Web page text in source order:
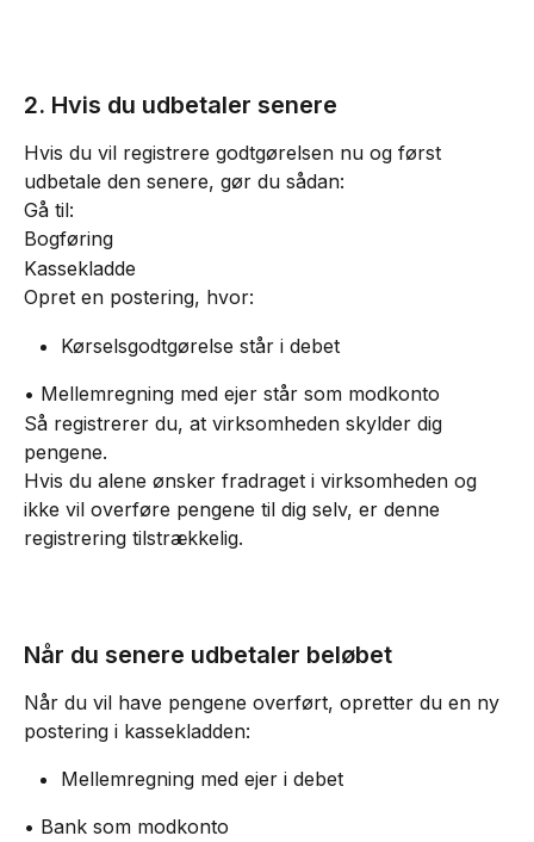
2. Hvis du udbetaler senere
Hvis du vil registrere godtgørelsen nu og først
udbetale den senere, gør du sådan:
Gå til:
Bogføring
Kassekladde
Opret en postering, hvor:
Kørselsgodtgørelse står i debet
• Mellemregning med ejer står som modkonto
Så registrerer du, at virksomheden skylder dig
pengene.
Hvis du alene ønsker fradraget i virksomheden og
ikke vil overføre pengene til dig selv, er denne
registrering tilstrækkelig.
Når du senere udbetaler beløbet
Når du vil have pengene overført, opretter du en ny
postering i kassekladden:
Mellemregning med ejer i debet
• Bank som modkonto